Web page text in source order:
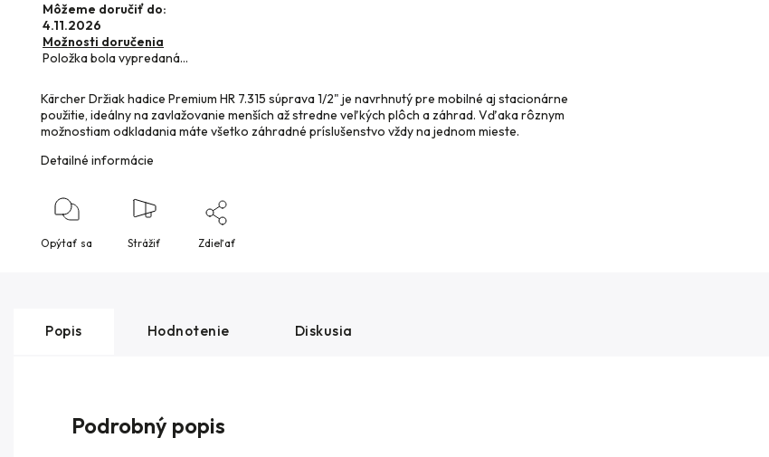
Môžeme doručiť do:
4.11.2026
Možnosti doručenia
Položka bola vypredaná…
Kärcher Držiak hadice Premium HR 7.315 súprava 1/2" je navrhnutý pre mobilné aj stacionárne
použitie, ideálny na zavlažovanie menších až stredne veľkých plôch a záhrad. Vďaka rôznym
možnostiam odkladania máte všetko záhradné príslušenstvo vždy na jednom mieste.
Detailné informácie
Opýtať sa Strážiť Zdieľať
Popis Hodnotenie Diskusia
Podrobný popis